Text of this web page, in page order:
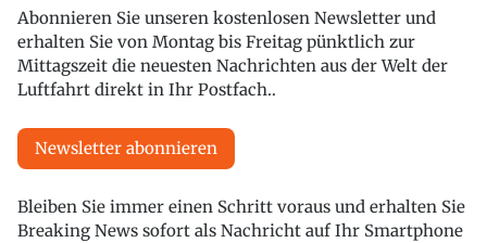
Abonnieren Sie unseren kostenlosen Newsletter und
erhalten Sie von Montag bis Freitag pünktlich zur
Mittagszeit die neuesten Nachrichten aus der Welt der
Luftfahrt direkt in Ihr Postfach..
Newsletter abonnieren
Bleiben Sie immer einen Schritt voraus und erhalten Sie
Breaking News sofort als Nachricht auf Ihr Smartphone